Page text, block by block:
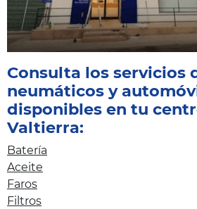
Consulta los servicios
neumáticos y
disponibles en tu
Valtierra:
Batería
Aceite
Faros
Filtros